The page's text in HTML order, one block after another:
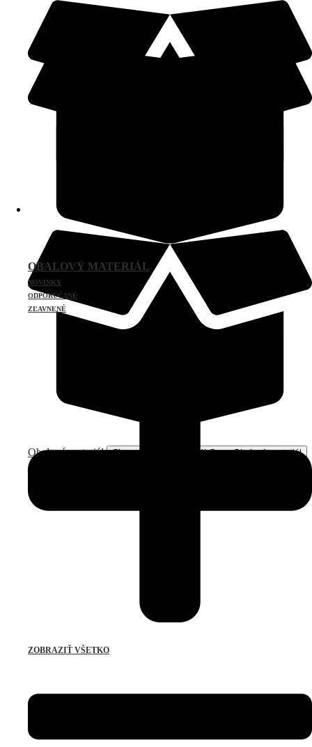
Obalový materiál Close Obalový materiál Open Obalový materiál
OBALOVÝ MATERIÁL
NOVINKY
ODPORÚČANÉ
ZĽAVNENÉ
ZOBRAZIŤ VŠETKO